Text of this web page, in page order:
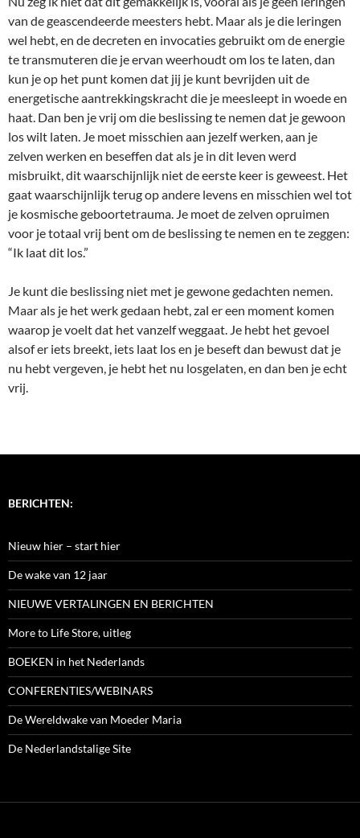
van de geascendeerde meesters hebt. Maar als je die leringen
wel hebt, en de decreten en invocaties gebruikt om de energie
te transmuteren die je ervan weerhoudt om los te laten, dan
kun je op het punt komen dat jij je kunt bevrijden uit de
energetische aantrekkingskracht die je meesleept in woede en
haat. Dan ben je vrij om die beslissing te nemen dat je gewoon
los wilt laten. Je moet misschien aan jezelf werken, aan je
zelven werken en beseffen dat als je in dit leven werd
misbruikt, dit waarschijnlijk niet de eerste keer is geweest. Het
gaat waarschijnlijk terug op andere levens en misschien wel tot
je kosmische geboortetrauma. Je moet de zelven opruimen
voor je totaal vrij bent om de beslissing te nemen en te zeggen:
“Ik laat dit los.”
Je kunt die beslissing niet met je gewone gedachten nemen.
Maar als je het werk gedaan hebt, zal er een moment komen
waarop je voelt dat het vanzelf weggaat. Je hebt het gevoel
alsof er iets breekt, iets laat los en je beseft dan bewust dat je
nu hebt vergeven, je hebt het nu losgelaten, en dan ben je echt
vrij.
BERICHTEN:
Nieuw hier – start hier
De wake van 12 jaar
NIEUWE VERTALINGEN EN BERICHTEN
More to Life Store, uitleg
BOEKEN in het Nederlands
CONFERENTIES/WEBINARS
De Wereldwake van Moeder Maria
De Nederlandstalige Site